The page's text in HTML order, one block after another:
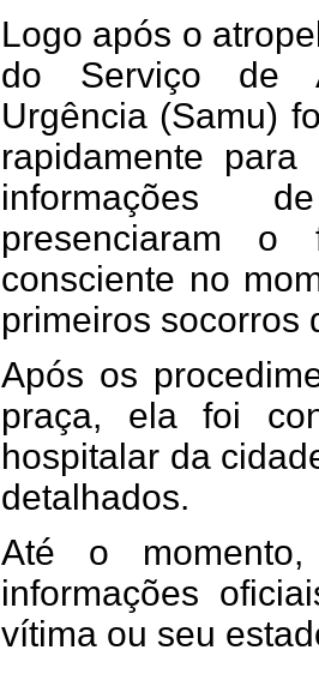
Logo após o
do Serviço de
Urgência (Samu)
rapidamente
informações
presenciaram
consciente no
primeiros socorros
Após os
praça, ela foi
hospitalar da
detalhados.
Até o
informações
vítima ou seu